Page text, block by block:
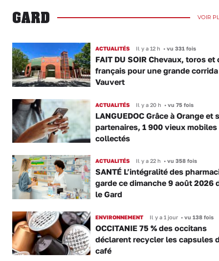
GARD VOIR
ACTUALITÉS Il y a 12 h •vu 331 fois
FAIT DU SOIR Chevaux, toros et
français pour une grande corrida
Vauvert
ACTUALITÉS Il y a 20 h •vu 75 fois
LANGUEDOC Grâce à Orange et
partenaires, 1 900 vieux mobiles
collectés
ACTUALITÉS Il y a 22 h •vu 358 fois
SANTÉ L’intégralité des
garde ce dimanche 9 août 2026
le Gard
ENVIRONNEMENT Il y a 1 jour •vu 138 fois
OCCITANIE 75 % des occitans
déclarent recycler les capsules
café